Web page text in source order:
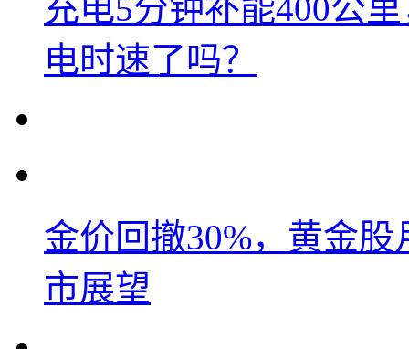
充电5分钟补能400公
电时速了吗？
金价回撤30%，黄金
市展望